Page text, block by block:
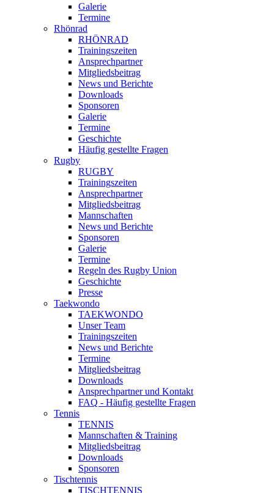
Galerie
Termine
Rhönrad
RHÖNRAD
Trainingszeiten
Ansprechpartner
Mitgliedsbeitrag
News und Berichte
Downloads
Sponsoren
Galerie
Termine
Geschichte
Häufig gestellte Fragen
Rugby
RUGBY
Trainingszeiten
Ansprechpartner
Mitgliedsbeitrag
Mannschaften
News und Berichte
Sponsoren
Galerie
Termine
Regeln des Rugby Union
Geschichte
Presse
Taekwondo
TAEKWONDO
Unser Team
Trainingszeiten
News und Berichte
Termine
Mitgliedsbeitrag
Downloads
Ansprechpartner und Kontakt
FAQ - Häufig gestellte Fragen
Tennis
TENNIS
Mannschaften & Training
Mitgliedsbeitrag
Downloads
Sponsoren
Tischtennis
TISCHTENNIS